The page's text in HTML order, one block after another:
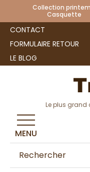
Collection
CONTACT
FORMULAIRE RETOUR
LE BLOG
Le plus grand
MENU